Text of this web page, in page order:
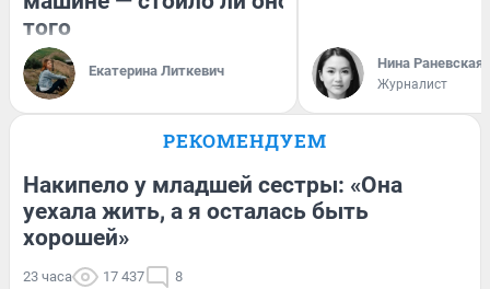
того
Екатерина Литкевич Нина Раневская
Журналист
РЕКОМЕНДУЕМ
Накипело у младшей сестры: «Она
уехала жить, а я осталась быть
хорошей»
23 часа 17 437 8